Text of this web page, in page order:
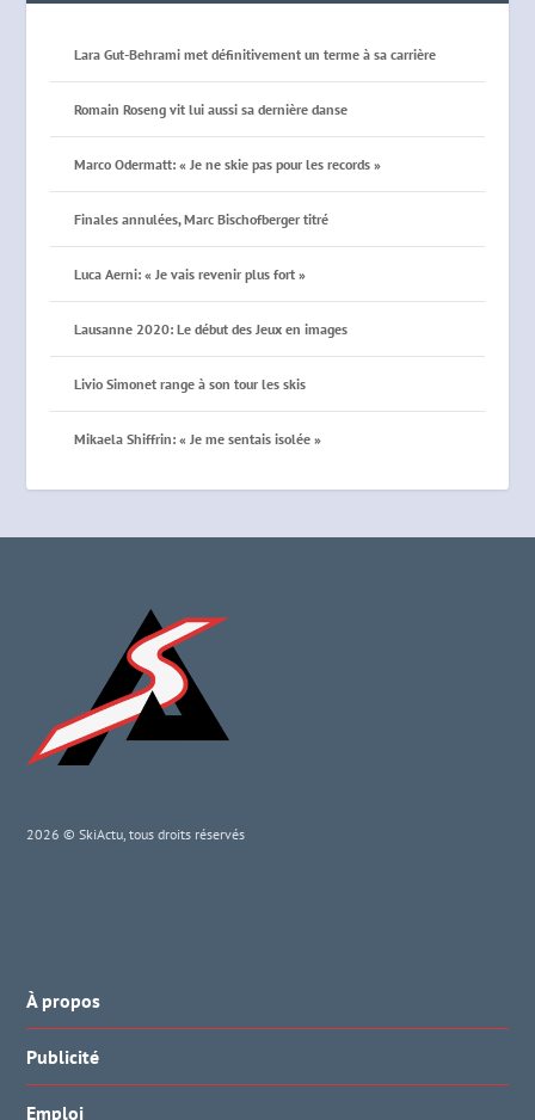
Lara Gut-Behrami met définitivement un terme à sa carrière
Romain Roseng vit lui aussi sa dernière danse
Marco Odermatt: « Je ne skie pas pour les records »
Finales annulées, Marc Bischofberger titré
Luca Aerni: « Je vais revenir plus fort »
Lausanne 2020: Le début des Jeux en images
Livio Simonet range à son tour les skis
Mikaela Shiffrin: « Je me sentais isolée »
2026 © SkiActu, tous droits réservés
À propos
Publicité
Emploi